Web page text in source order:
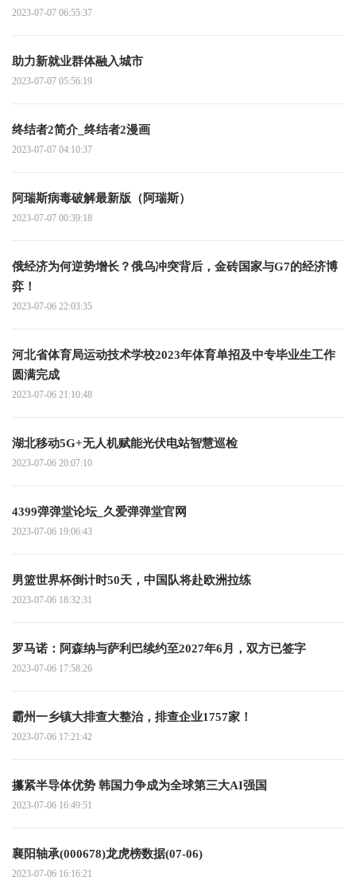
2023-07-07 06:55:37
助力新就业群体融入城市
2023-07-07 05:56:19
终结者2简介_终结者2漫画
2023-07-07 04:10:37
阿瑞斯病毒破解最新版（阿瑞斯）
2023-07-07 00:39:18
俄经济为何逆势增长？俄乌冲突背后，金砖国家与G7的经济博
弈！
2023-07-06 22:03:35
河北省体育局运动技术学校2023年体育单招及中专毕业生工作
圆满完成
2023-07-06 21:10:48
湖北移动5G+无人机赋能光伏电站智慧巡检
2023-07-06 20:07:10
4399弹弹堂论坛_久爱弹弹堂官网
2023-07-06 19:06:43
男篮世界杯倒计时50天，中国队将赴欧洲拉练
2023-07-06 18:32:31
罗马诺：阿森纳与萨利巴续约至2027年6月，双方已签字
2023-07-06 17:58:26
霸州一乡镇大排查大整治，排查企业1757家！
2023-07-06 17:21:42
攥紧半导体优势 韩国力争成为全球第三大AI强国
2023-07-06 16:49:51
襄阳轴承(000678)龙虎榜数据(07-06)
2023-07-06 16:16:21